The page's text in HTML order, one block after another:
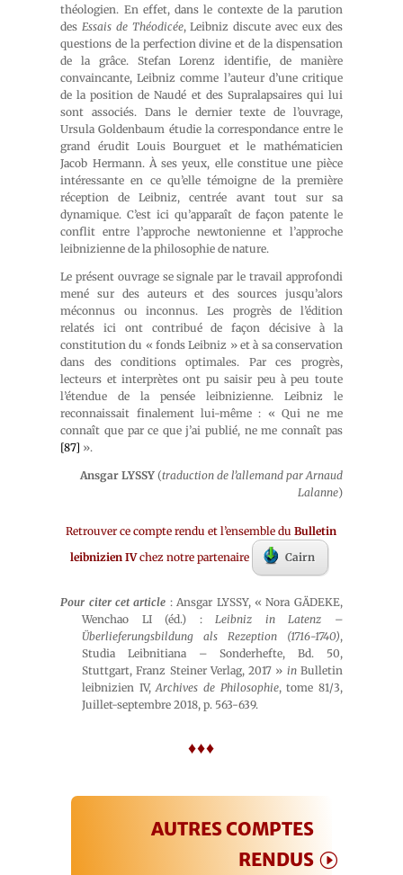
théologien. En effet, dans le contexte de la parution
desEssais de Théodicée, Leibniz discute avec eux des
questions de la perfection divine et de la dispensation
de la grâce. Stefan Lorenz identifie, de manière
convaincante, Leibniz comme l’auteur d’une critique
de la position de Naudé et des Supralapsaires qui lui
sont associés. Dans le dernier texte de l’ouvrage,
Ursula Goldenbaum étudie la correspondance entre le
grand érudit Louis Bourguet et le mathématicien
Jacob Hermann. À ses yeux, elle constitue une pièce
intéressante en ce qu’elle témoigne de la première
réception de Leibniz, centrée avant tout sur sa
dynamique. C’est ici qu’apparaît de façon patente le
conflit entre l’approche newtonienne et l’approche
leibnizienne de la philosophie de nature.
Le présent ouvrage se signale par le travail approfondi
mené sur des auteurs et des sources jusqu’alors
méconnus ou inconnus. Les progrès de l’édition
relatés ici ont contribué de façon décisive à la
constitution du « fonds Leibniz » et à sa conservation
dans des conditions optimales. Par ces progrès,
lecteurs et interprètes ont pu saisir peu à peu toute
l’étendue de la pensée leibnizienne. Leibniz le
reconnaissait finalement lui-même : « Qui ne me
connaît que par ce que j’ai publié, ne me connaît pas
[87] ».
Ansgar LYSSY(traduction de l’allemand par Arnaud
Lalanne)
Retrouver ce compte rendu et l’ensemble duBulletin
leibnizien IVchez notre partenaire Cairn
Pour citer cet article : Ansgar LYSSY, « Nora GÄDEKE,
Wenchao LI (éd.) :Leibniz in Latenz –
Überlieferungsbildung als Rezeption (1716-1740),
Studia Leibnitiana – Sonderhefte, Bd. 50,
Stuttgart, Franz Steiner Verlag, 2017 » inBulletin
leibnizien IV,Archives de Philosophie, tome 81/3,
Juillet-septembre 2018, p. 563-639.
♦♦♦
AUTRES COMPTES
RENDUS